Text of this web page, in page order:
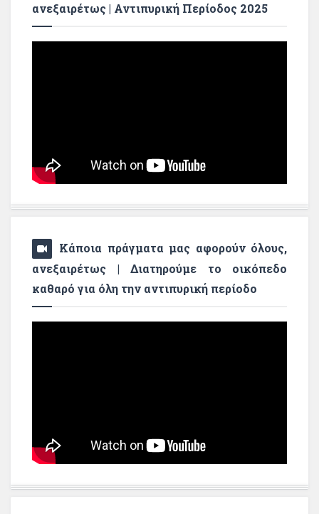
ανεξαιρέτως | Αντιπυρική Περίοδος 2025
Κάποια πράγματα μας αφορούν όλους,
ανεξαιρέτως | Διατηρούμε το οικόπεδο
καθαρό για όλη την αντιπυρική περίοδο